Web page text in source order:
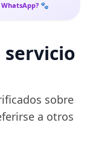
🐾
servicio
sobre
a otros